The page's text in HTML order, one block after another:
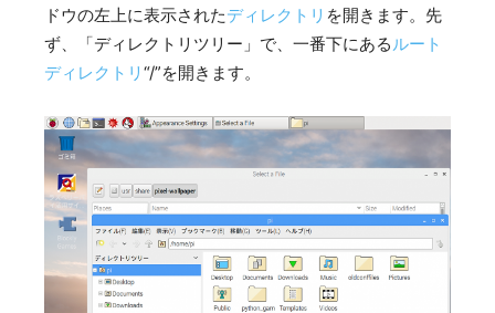
ドウの左上に表示されたディレクトリ を開きます。先
ず、「ディレクトリツリー」で、一番下にあるルート
ディレクトリ “/”を開きます。